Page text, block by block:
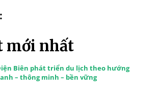
mới nhất
Biên phát triển du lịch theo hướng
– thông minh – bền vững